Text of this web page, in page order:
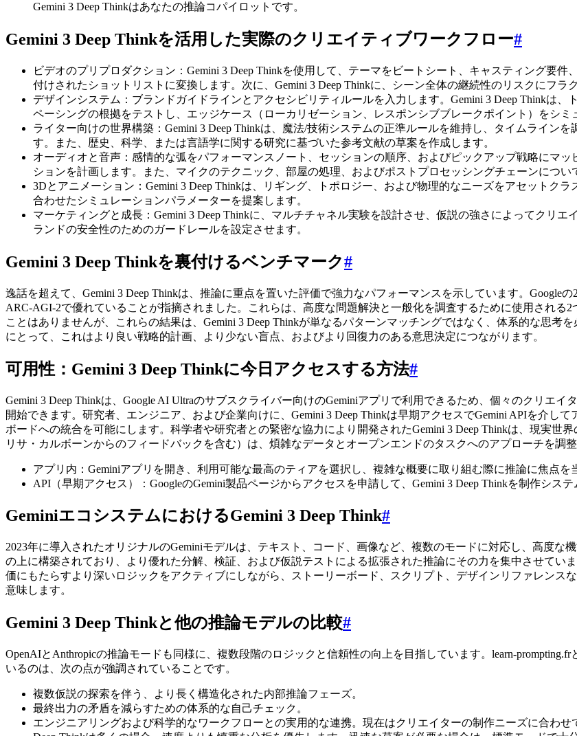
Gemini 3 Deep Thinkはあなたの推論コパイロットです。
Gemini 3 Deep Thinkを活用した実際のクリエイティブワークフロー#
ビデオのプリプロダクション：Gemini 3 Deep Thinkを使用して、テーマをビートシート、キャスティング要
付けされたショットリストに変換します。次に、Gemini 3 Deep Thinkに、シーン全体の継続性のリスクにフラ
デザインシステム：ブランドガイドラインとアクセシビリティルールを入力します。Gemini 3 Deep Thinkは
ペーシングの根拠をテストし、エッジケース（ローカリゼーション、レスポンシブブレークポイント）をシミ
ライター向けの世界構築：Gemini 3 Deep Thinkは、魔法/技術システムの正準ルールを維持し、タイムライン
す。また、歴史、科学、または言語学に関する研究に基づいた参考文献の草案を作成します。
オーディオと音声：感情的な弧をパフォーマンスノート、セッションの順序、およびピックアップ戦略にマッ
ションを計画します。また、マイクのテクニック、部屋の処理、およびポストプロセッシングチェーンについ
3Dとアニメーション：Gemini 3 Deep Thinkは、リギング、トポロジー、および物理的なニーズをアセットク
合わせたシミュレーションパラメーターを提案します。
マーケティングと成長：Gemini 3 Deep Thinkに、マルチチャネル実験を設計させ、仮説の強さによってクリ
ランドの安全性のためのガードレールを設定させます。
Gemini 3 Deep Thinkを裏付けるベンチマーク#
逸話を超えて、Gemini 3 Deep Thinkは、推論に重点を置いた評価で強力なパフォーマンスを示しています。Googleの
ARC-AGI-2で優れていることが指摘されました。これらは、高度な問題解決と一般化を調査するために使用される
ことはありませんが、これらの結果は、Gemini 3 Deep Thinkが単なるパターンマッチングではなく、体系的な思考
にとって、これはより良い戦略的計画、より少ない盲点、およびより回復力のある意思決定につながります。
可用性：Gemini 3 Deep Thinkに今日アクセスする方法#
Gemini 3 Deep Thinkは、Google AI Ultraのサブスクライバー向けのGeminiアプリで利用できるため、個々のクリエ
開始できます。研究者、エンジニア、および企業向けに、Gemini 3 Deep Thinkは早期アクセスでGemini APIを介し
ボードへの統合を可能にします。科学者や研究者との緊密な協力により開発されたGemini 3 Deep Thinkは、現実世
リサ・カルボーンからのフィードバックを含む）は、煩雑なデータとオープンエンドのタスクへのアプローチを調
アプリ内：Geminiアプリを開き、利用可能な最高のティアを選択し、複雑な概要に取り組む際に推論に焦点を
API（早期アクセス）：GoogleのGemini製品ページからアクセスを申請して、Gemini 3 Deep Thinkを制作シス
GeminiエコシステムにおけるGemini 3 Deep Think#
2023年に導入されたオリジナルのGeminiモデルは、テキスト、コード、画像など、複数のモードに対応し、高度な
の上に構築されており、より優れた分解、検証、および仮説テストによる拡張された推論にその力を集中させてい
価にもたらすより深いロジックをアクティブにしながら、ストーリーボード、スクリプト、デザインリファレンス
意味します。
Gemini 3 Deep Thinkと他の推論モデルの比較#
OpenAIとAnthropicの推論モードも同様に、複数段階のロジックと信頼性の向上を目指しています。learn-
いるのは、次の点が強調されていることです。
複数仮説の探索を伴う、より長く構造化された内部推論フェーズ。
最終出力の矛盾を減らすための体系的な自己チェック。
エンジニアリングおよび科学的なワークフローとの実用的な連携。現在はクリエイターの制作ニーズに合わ